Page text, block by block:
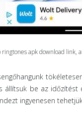
ringtones apk download link,
állítsuk be az
ingyenesen